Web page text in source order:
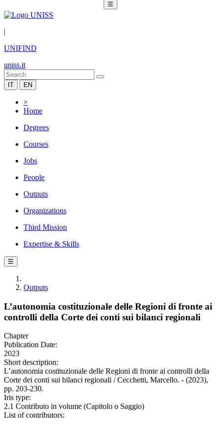
☰
|
UNIFIND
uniss.it
IT EN
×
Home
Degrees
Courses
Jobs
People
Outputs
Organizations
Third Mission
Expertise & Skills
☰
Outputs
L’autonomia costituzionale delle Regioni di fronte ai
controlli della Corte dei conti sui bilanci regionali
Chapter
Publication Date:
2023
Short description:
L’autonomia costituzionale delle Regioni di fronte ai controlli della
Corte dei conti sui bilanci regionali / Cecchetti, Marcello. - (2023),
pp. 203-230.
Iris type:
2.1 Contributo in volume (Capitolo o Saggio)
List of contributors: